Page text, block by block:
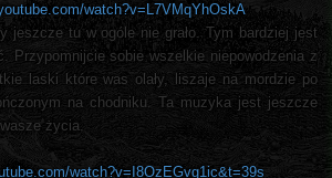
watch?v=L7VMqYhOskA
jeszcze tu w ogóle nie grało. Tym bardziej jest
Przypomnijcie sobie wszelkie niepowodzenia z
laski które was olały, liszaje na mordzie po
na chodniku. Ta muzyka jest jeszcze
życia.
watch?v=I8OzEGvg1ic&t=39s